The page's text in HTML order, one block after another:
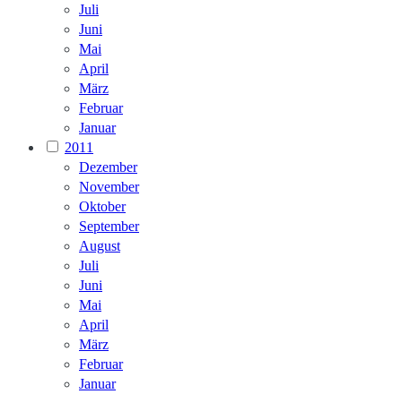
Juli
Juni
Mai
April
März
Februar
Januar
2011
Dezember
November
Oktober
September
August
Juli
Juni
Mai
April
März
Februar
Januar